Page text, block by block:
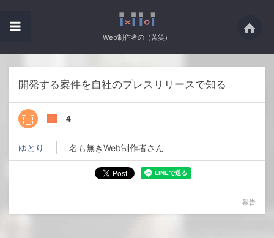
Web制作者の（苦笑）
開発する案件を自社のプレスリリースで知る
4
ゆとり 名も無きWeb制作者さん
報告